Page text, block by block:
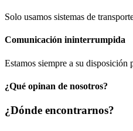
Solo usamos sistemas de
Comunicación​ ininterrumpida
Estamos siempre a su disposición
¿Qué opinan de nosotros?
¿Dónde encontrarnos?